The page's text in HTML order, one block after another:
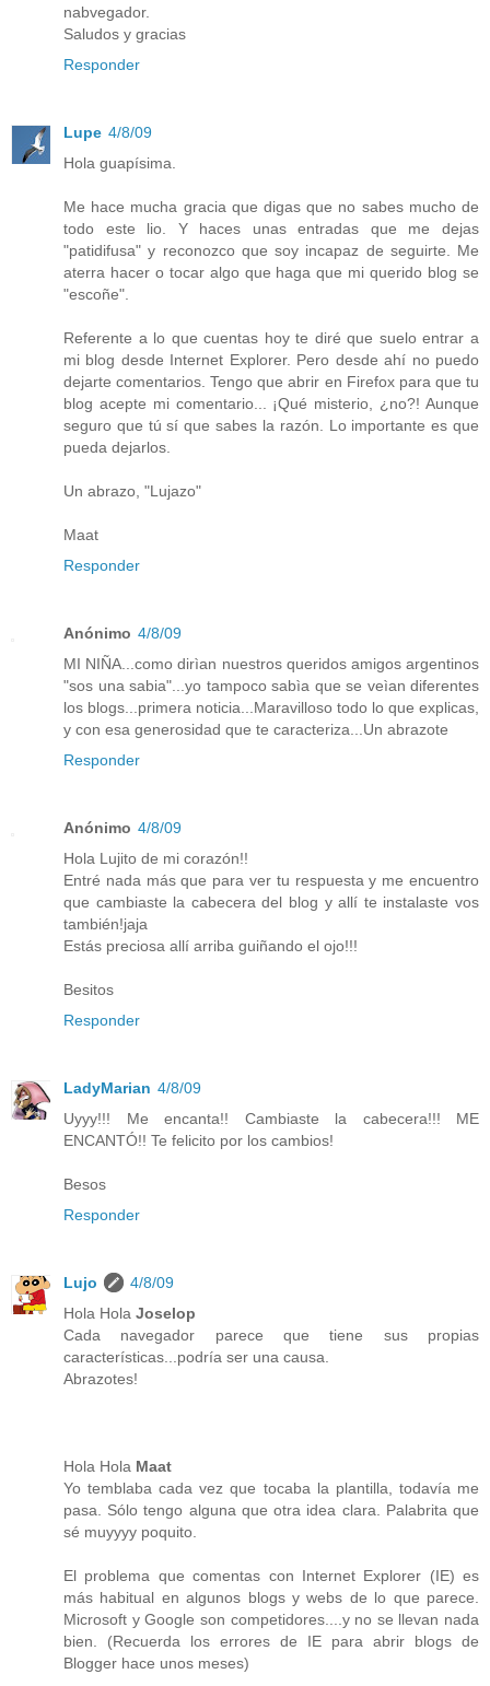
nabvegador.
Saludos y gracias
Responder
Lupe 4/8/09
Hola guapísima.
Me hace mucha gracia que digas que no sabes mucho de
todo este lio. Y haces unas entradas que me dejas
"patidifusa" y reconozco que soy incapaz de seguirte. Me
aterra hacer o tocar algo que haga que mi querido blog se
"escoñe".
Referente a lo que cuentas hoy te diré que suelo entrar a
mi blog desde Internet Explorer. Pero desde ahí no puedo
dejarte comentarios. Tengo que abrir en Firefox para que tu
blog acepte mi comentario... ¡Qué misterio, ¿no?! Aunque
seguro que tú sí que sabes la razón. Lo importante es que
pueda dejarlos.
Un abrazo, "Lujazo"
Maat
Responder
Anónimo 4/8/09
MI NIÑA...como dirìan nuestros queridos amigos argentinos
"sos una sabia"...yo tampoco sabìa que se veìan diferentes
los blogs...primera noticia...Maravilloso todo lo que explicas,
y con esa generosidad que te caracteriza...Un abrazote
Responder
Anónimo 4/8/09
Hola Lujito de mi corazón!!
Entré nada más que para ver tu respuesta y me encuentro
que cambiaste la cabecera del blog y allí te instalaste vos
también!jaja
Estás preciosa allí arriba guiñando el ojo!!!
Besitos
Responder
LadyMarian 4/8/09
Uyyy!!! Me encanta!! Cambiaste la cabecera!!! ME
ENCANTÓ!! Te felicito por los cambios!
Besos
Responder
Lujo
4/8/09
Hola Hola Joselop
Cada navegador parece que tiene sus propias
características...podría ser una causa.
Abrazotes!
Hola Hola Maat
Yo temblaba cada vez que tocaba la plantilla, todavía me
pasa. Sólo tengo alguna que otra idea clara. Palabrita que
sé muyyyy poquito.
El problema que comentas con Internet Explorer (IE) es
más habitual en algunos blogs y webs de lo que parece.
Microsoft y Google son competidores....y no se llevan nada
bien. (Recuerda los errores de IE para abrir blogs de
Blogger hace unos meses)